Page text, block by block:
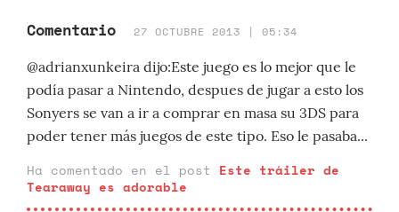
Comentario 27 OCTUBRE 2013 | 05:34
@adrianxunkeira dijo:Este juego es lo mejor que le
podía pasar a Nintendo, despues de jugar a esto los
Sonyers se van a ir a comprar en masa su 3DS para
poder tener más juegos de este tipo. Eso le pasaba...
Ha comentado en el post Este tráiler de
Tearaway es adorable